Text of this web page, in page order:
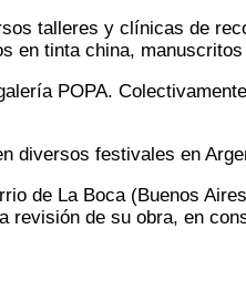
talleres y clínicas de
en tinta china,
POPA.
diversos festivales en
de La Boca (Buenos
revisión de su obra, en